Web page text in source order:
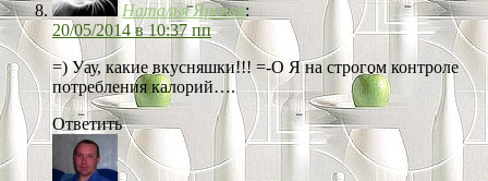
Наталья Ярская:
20/05/2014 в 10:37 пп
=) Уау, какие вкусняшки!!! =-O Я на строгом контроле
потребления калорий….
Ответить